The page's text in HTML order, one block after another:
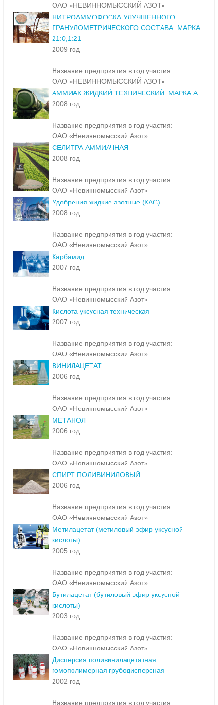
ОАО «НЕВИННОМЫССКИЙ АЗОТ»
НИТРОАММОФОСКА УЛУЧШЕННОГО
ГРАНУЛОМЕТРИЧЕСКОГО СОСТАВА. МАРКА
21:0,1:21
2009 год
Название предприятия в год участия:
ОАО «НЕВИННОМЫССКИЙ АЗОТ»
АММИАК ЖИДКИЙ ТЕХНИЧЕСКИЙ. МАРКА А
2008 год
Название предприятия в год участия:
ОАО «Невинномысский Азот»
СЕЛИТРА АММИАЧНАЯ
2008 год
Название предприятия в год участия:
ОАО «Невинномысский Азот»
Удобрения жидкие азотные (КАС)
2008 год
Название предприятия в год участия:
ОАО «Невинномысский Азот»
Карбамид
2007 год
Название предприятия в год участия:
ОАО «Невинномысский Азот»
Кислота уксусная техническая
2007 год
Название предприятия в год участия:
ОАО «Невинномысский Азот»
ВИНИЛАЦЕТАТ
2006 год
Название предприятия в год участия:
ОАО «Невинномысский Азот»
МЕТАНОЛ
2006 год
Название предприятия в год участия:
ОАО «Невинномысский Азот»
СПИРТ ПОЛИВИНИЛОВЫЙ
2006 год
Название предприятия в год участия:
ОАО «Невинномысский Азот»
Метилацетат (метиловый эфир уксусной
кислоты)
2005 год
Название предприятия в год участия:
ОАО «Невинномысский Азот»
Бутилацетат (бутиловый эфир уксусной
кислоты)
2003 год
Название предприятия в год участия:
ОАО «Невинномысский Азот»
Дисперсия поливинилацетатная
гомополимерная грубодисперсная
2002 год
Название предприятия в год участия: